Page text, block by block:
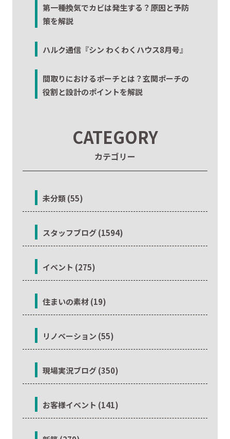
第一種換気でカビは発生する？原因と予防
策を解説
ハルク通信『シン わくわくハウス8月号』
間取りにおけるポーチとは？玄関ポーチの
役割と設計のポイントを解説
CATEGORY
カテゴリー
未分類 (55)
スタッフブログ (1594)
イベント (275)
住まいの素材 (19)
リノベーション (55)
現場実況ブログ (350)
お客様イベント (141)